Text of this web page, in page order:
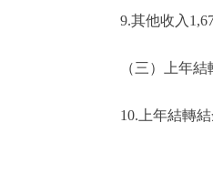
9.其他收入
（三）上年結轉
10.上年結轉結